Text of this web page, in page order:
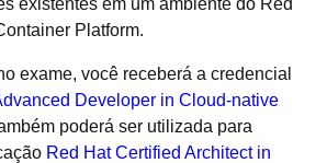
existentes em um ambiente do Red
Platform.
exame, você receberá a credencial
Developer in Cloud-native
poderá ser utilizada para
Red Hat Certified Architect in